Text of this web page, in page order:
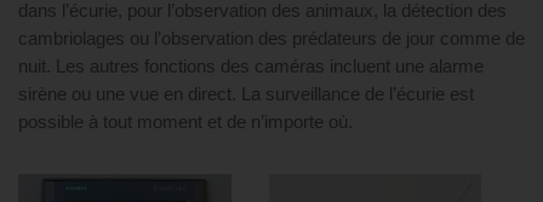
dans l’écurie, pour l’observation des animaux, la détection des
cambriolages ou l’observation des prédateurs de jour comme de
nuit. Les autres fonctions des caméras incluent une alarme
sirène ou une vue en direct. La surveillance de l’écurie est
possible à tout moment et de n’importe où.